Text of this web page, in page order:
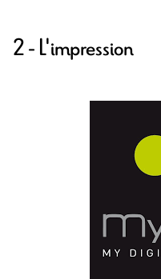
2 - L'impression